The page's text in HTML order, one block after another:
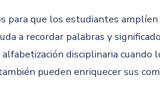
para que los estudiantes
a recordar palabras y
disciplinaria cuando
pueden enriquecer sus